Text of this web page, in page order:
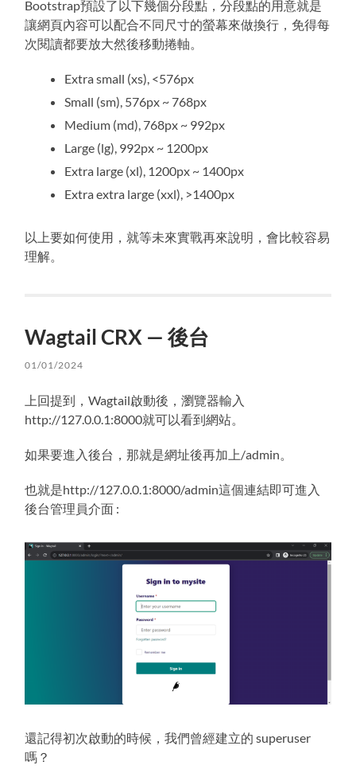
Bootstrap預設了以下幾個分段點，分段點的用意就是
讓網頁內容可以配合不同尺寸的螢幕來做換行，免得每
次閱讀都要放大然後移動捲軸。
Extra small (xs), <576px
Small (sm), 576px ~ 768px
Medium (md), 768px ~ 992px
Large (lg), 992px ~ 1200px
Extra large (xl), 1200px ~ 1400px
Extra extra large (xxl), >1400px
以上要如何使用，就等未來實戰再來說明，會比較容易
理解。
Wagtail CRX — 後台
01/01/2024
上回提到，Wagtail啟動後，瀏覽器輸入
http://127.0.0.1:8000就可以看到網站。
如果要進入後台，那就是網址後再加上/admin。
也就是http://127.0.0.1:8000/admin這個連結即可進入
後台管理員介面 :
還記得初次啟動的時候，我們曾經建立的 superuser
嗎？